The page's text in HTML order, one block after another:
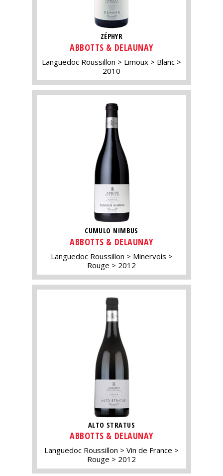
ZÉPHYR
ABBOTTS & DELAUNAY
Languedoc Roussillon Limoux
Blanc
2010
CUMULO NIMBUS
ABBOTTS & DELAUNAY
Languedoc Roussillon
Minervois
Rouge
2012
ALTO STRATUS
ABBOTTS & DELAUNAY
Languedoc Roussillon
Vin de France
Rouge
2012